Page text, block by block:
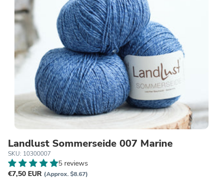
Landlust Sommerseide 007 Marine
SKU: 10300007
5 reviews
€7,50 EUR (Approx. $8.67)